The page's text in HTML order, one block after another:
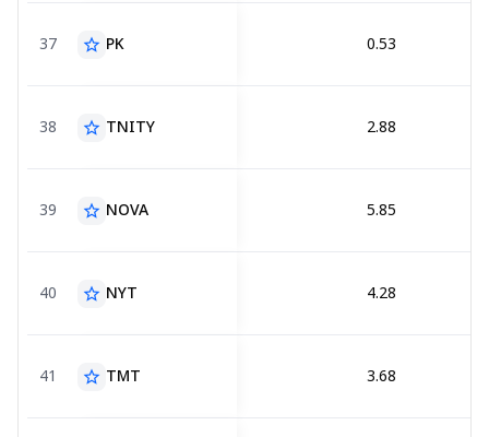
37 star_border PK 0.53
38 star_border TNITY 2.88
39 star_border NOVA 5.85
40 star_border NYT 4.28
41 star_border TMT 3.68